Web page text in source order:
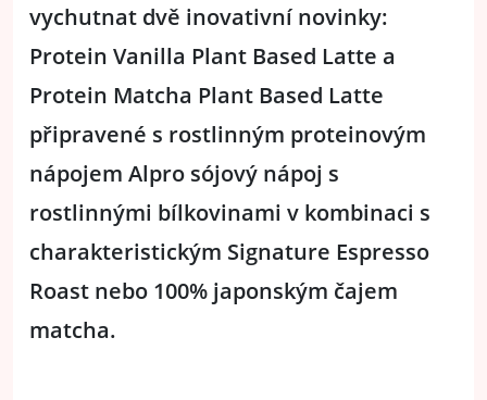
vychutnat dvě inovativní novinky:
Protein Vanilla Plant Based Latte a
Protein Matcha Plant Based Latte
připravené s rostlinným proteinovým
nápojem Alpro sójový nápoj s
rostlinnými bílkovinami v kombinaci s
charakteristickým Signature Espresso
Roast nebo 100% japonským čajem
matcha.